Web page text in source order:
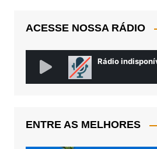
ACESSE NOSSA RÁDIO
ENTRE AS MELHORES